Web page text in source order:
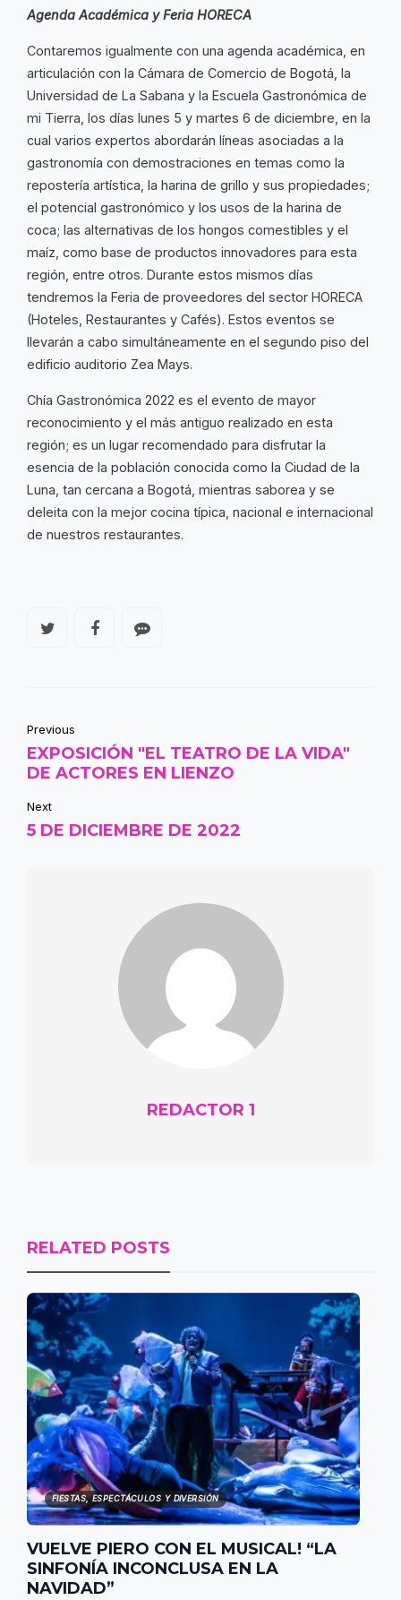
Agenda Académica y Feria HORECA
Contaremos igualmente con una agenda académica, en
articulación con la Cámara de Comercio de Bogotá, la
Universidad de La Sabana y la Escuela Gastronómica de
mi Tierra, los días lunes 5 y martes 6 de diciembre, en la
cual varios expertos abordarán líneas asociadas a la
gastronomía con demostraciones en temas como la
repostería artística, la harina de grillo y sus propiedades;
el potencial gastronómico y los usos de la harina de
coca; las alternativas de los hongos comestibles y el
maíz, como base de productos innovadores para esta
región, entre otros. Durante estos mismos días
tendremos la Feria de proveedores del sector HORECA
(Hoteles, Restaurantes y Cafés). Estos eventos se
llevarán a cabo simultáneamente en el segundo piso del
edificio auditorio Zea Mays.
Chía Gastronómica 2022 es el evento de mayor
reconocimiento y el más antiguo realizado en esta
región; es un lugar recomendado para disfrutar la
esencia de la población conocida como la Ciudad de la
Luna, tan cercana a Bogotá, mientras saborea y se
deleita con la mejor cocina típica, nacional e internacional
de nuestros restaurantes.
Previous
EXPOSICIÓN "EL TEATRO DE LA VIDA"
DE ACTORES EN LIENZO
Next
5 DE DICIEMBRE DE 2022
REDACTOR 1
RELATED POSTS
FIESTAS, ESPECTÁCULOS Y DIVERSIÓN
VUELVE PIERO CON EL MUSICAL! “LA
SINFONÍA INCONCLUSA EN LA
NAVIDAD”